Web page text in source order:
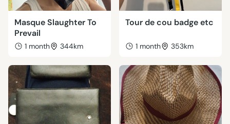
Masque Slaughter To
Prevail
1 month 344km
Tour de cou badge etc
1 month 353km